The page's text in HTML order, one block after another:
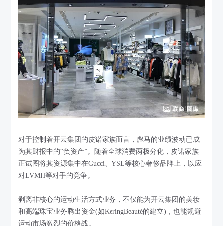
对于控制着开云集团的皮诺家族而言，彪马的业绩波动已成
为其财报中的“负资产”。随着全球消费两极分化，皮诺家族
正试图将其资源集中在Gucci、YSL等核心奢侈品牌上，以应
对LVMH等对手的竞争。
剥离非核心的运动生活方式业务，不仅能为开云集团的美妆
和高端珠宝业务腾出资金(如KeringBeauté的建立)，也能规避
运动市场激烈的价格战。